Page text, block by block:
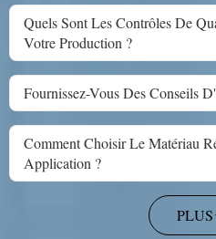
Quels Sont Les Contrôles De
Votre Production ?
Fournissez-Vous Des Conseils
Comment Choisir Le Matériau
Application ?
PLUS